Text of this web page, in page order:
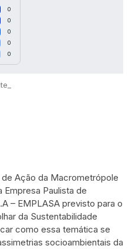
0
0
0
0
0
de Ação da Macrometrópole
Empresa Paulista de
– EMPLASA previsto para o
da Sustentabilidade
como essa temática se
socioambientais da